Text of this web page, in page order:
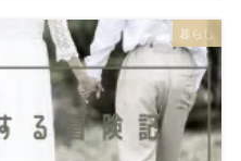
暮らし